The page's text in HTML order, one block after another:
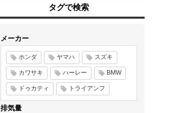
タグで検索
メーカー
ホンダ ヤマハ スズキ
カワサキ ハーレー BMW
ドゥカティ トライアンフ
排気量